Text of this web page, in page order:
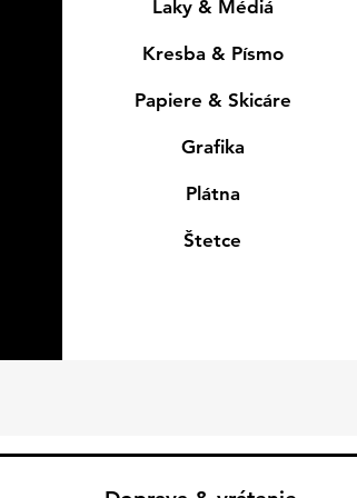
Laky & Médiá
Kresba & Písmo
Papiere & Skicáre
Grafika
Plátna
Štetce